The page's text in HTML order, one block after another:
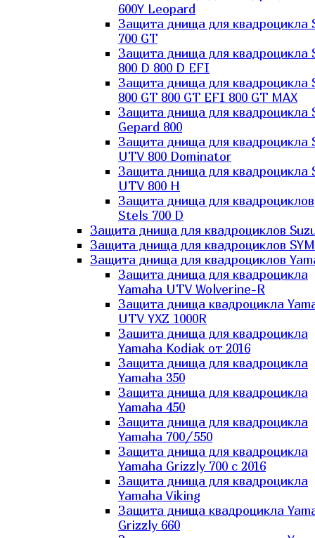
600Y Leopard
Защита днища для квадроцикла
700 GT
Защита днища для квадроцикла
800 D 800 D EFI
Защита днища для квадроцикла
800 GT 800 GT EFI 800 GT MAX
Защита днища для квадроцикла
Gepard 800
Защита днища для квадроцикла
UTV 800 Dominator
Защита днища для квадроцикла
UTV 800 H
Защита днища для квадроциклов
Stels 700 D
Защита днища для квадроциклов
Защита днища для квадроциклов SYM
Защита днища для квадроциклов
Защита днища для квадроцикла
Yamaha UTV Wolverine-R
Защита днища квадроцикла
UTV YXZ 1000R
Зашита днища для квадроцикла
Yamaha Kodiak от 2016
Защита днища для квадроцикла
Yamaha 350
Защита днища для квадроцикла
Yamaha 450
Защита днища для квадроцикла
Yamaha 700/550
Защита днища для квадроцикла
Yamaha Grizzly 700 с 2016
Защита днища для квадроцикла
Yamaha Viking
Защита днища квадроцикла
Grizzly 660